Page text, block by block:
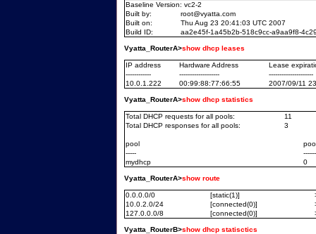
Baseline Version: vc2-2
Built by:
root@vyatta.com
Built on:
Thu Aug 23 20:41:03 UTC 2007
Build ID:
aa2e45f-1a45b2b-518c9cc-a9aa9f8-
Vyatta_RouterA>show dhcp leases
IP address Hardware Address
Lease
------------
-------------------
---------------------
10.0.1.222
00:99:88:77:66:55 2007/09/11
Vyatta_RouterA>show dhcp statistics
Total DHCP requests for all pools:
11
Total DHCP responses for all pools:
3
pool
-----
mydhcp
0
Vyatta_RouterA>show route
0.0.0.0/0 [static(1)]
10.0.2.0/24
[connected(0)]
127.0.0.0/8
[connected(0)]
Vyatta_RouterB>show dhcp statisctics